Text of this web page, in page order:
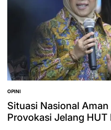
POSTED
IN
OPINI
Situasi Nasional
Provokasi Jelang HUT